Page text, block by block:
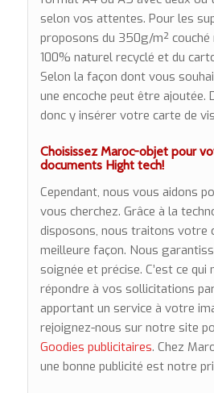
selon vos attentes. Pour les
proposons du 350g/m²
100% naturel recyclé et du
Selon la façon dont vous
une encoche peut être ajoutée.
donc y insérer votre carte de
Choisissez Maroc-objet pour
documents Hight tech!
Cependant, nous vous aidons
vous cherchez. Grâce à la
disposons, nous traitons votre
meilleure façon. Nous
soignée et précise. C’est ce qui
répondre à vos sollicitations
apportant un service à votre
rejoignez-nous sur notre site
Goodies publicitaires. Chez
une bonne publicité est notre